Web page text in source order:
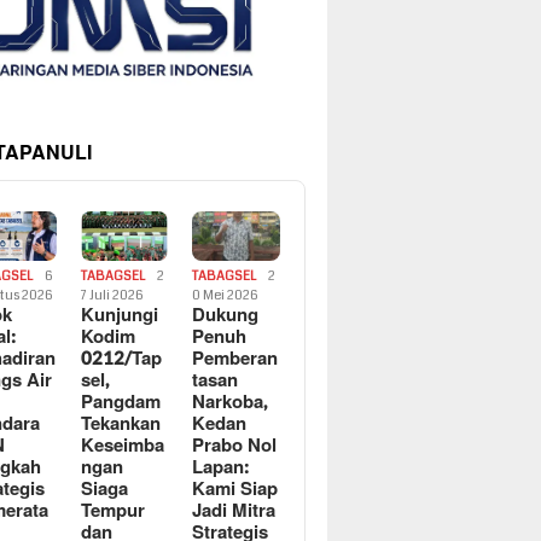
6
2026
Air
TABAGSEL
2
7 Juli 2026
Kunjungi
Kodim
0212/Tap
sel,
Pangdam
Tekankan
Keseimba
ngan
Siaga
Tempur
dan
TABAGSEL
2
0 Mei 2026
Dukung
Penuh
Pemberan
tasan
Narkoba,
Kedan
Prabo Nol
Lapan:
Kami Siap
Jadi Mitra
Strategis